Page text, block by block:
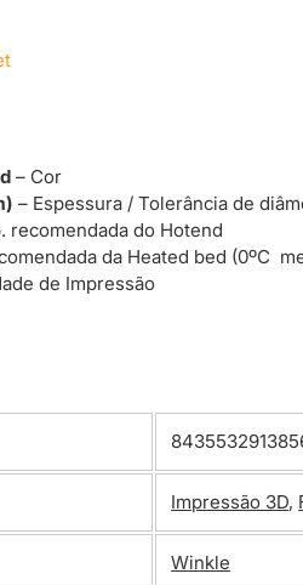
– Cor
– Espessura / Tolerância de
recomendada do Hotend
da Heated bed (0ºC
de Impressão
Impressão 3D,
Winkle